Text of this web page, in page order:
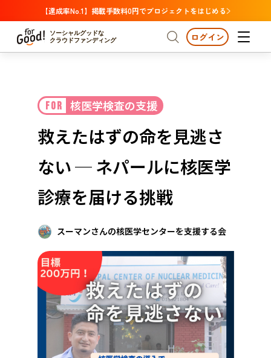
【達成率No.1】掲載手数料0円でプロジェクトをはじめる
ソーシャルグッドな
クラウドファンディング
プロジェクトからさがす
カテゴリーからさがす 国際協力
医療・福祉
人権・マイノリティ
関東
中部
近畿
中国
四国
九州・沖縄
注目 新着
支援金額が多い
支援人数が多い
終了日が近い
カテゴリーからさがす
国際協力 医療・福祉
子ども・教育
環境・エシカル
人権・マイノリティ
地域からさがす
北海道・東北
北海道 青森 岩手 宮城 秋田 山形
栃木 群馬 埼玉 千葉
富山 石川 福井 長野
ログイン
FOR 核医学検査の支援
救えたはずの命を見逃さ
ない ─ ネパールに核医学
診療を届ける挑戦
スーマンさんの核医学センターを支援する会